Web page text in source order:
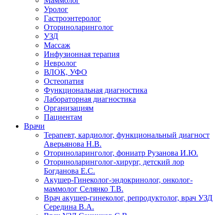
Уролог
Гастроэнтеролог
Оториноларинголог
УЗД
Массаж
Инфузионная терапия
Невролог
ВЛОК, УФО
Остеопатия
Функциональная диагностика
Лабораторная диагностика
Организациям
Пациентам
Врачи
Терапевт, кардиолог, функциональный диагност
Аверьянова Н.В.
Оториноларинголог, фониатр Рузанова И.Ю.
Оториноларинголог-хирург, детский лор
Богданова Е.С.
Акушер-Гинеколог-эндокринолог, онколог-
маммолог Селянко Т.В.
Врач акушер-гинеколог, репродуктолог, врач УЗД
Середина В.А.